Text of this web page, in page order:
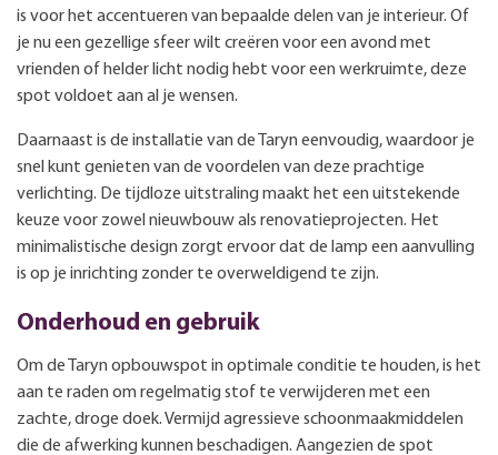
is voor het accentueren van bepaalde delen van je interieur. Of
je nu een gezellige sfeer wilt creëren voor een avond met
vrienden of helder licht nodig hebt voor een werkruimte, deze
spot voldoet aan al je wensen.
Daarnaast is de installatie van de Taryn eenvoudig, waardoor je
snel kunt genieten van de voordelen van deze prachtige
verlichting. De tijdloze uitstraling maakt het een uitstekende
keuze voor zowel nieuwbouw als renovatieprojecten. Het
minimalistische design zorgt ervoor dat de lamp een aanvulling
is op je inrichting zonder te overweldigend te zijn.
Onderhoud en gebruik
Om de Taryn opbouwspot in optimale conditie te houden, is het
aan te raden om regelmatig stof te verwijderen met een
zachte, droge doek. Vermijd agressieve schoonmaakmiddelen
die de afwerking kunnen beschadigen. Aangezien de spot